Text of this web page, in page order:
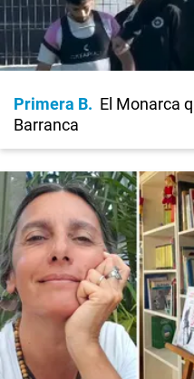
Primera B
El Monarca
Barranca